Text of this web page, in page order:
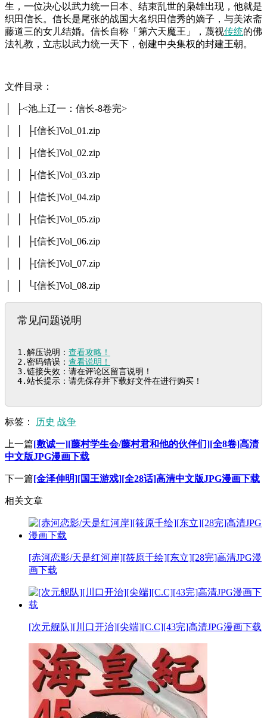
生，一位决心以武力统一日本、结束乱世的枭雄出现，他就是
织田信长。信长是尾张的战国大名织田信秀的嫡子，与美浓斋
藤道三的女儿结婚。信长自称「第六天魔王」，蔑视传统的佛
法礼教，立志以武力统一天下，创建中央集权的封建王朝。
文件目录：
│ ├<池上辽一：信长-8卷完>
│ │ ├[信长]Vol_01.zip
│ │ ├[信长]Vol_02.zip
│ │ ├[信长]Vol_03.zip
│ │ ├[信长]Vol_04.zip
│ │ ├[信长]Vol_05.zip
│ │ ├[信长]Vol_06.zip
│ │ ├[信长]Vol_07.zip
│ │ └[信长]Vol_08.zip
常见问题说明
1.解压说明： 查看攻略！
2.密码错误： 查看说明！
3.链接失效：请在评论区留言说明！
4.站长提示：请先保存并下载好文件在进行购买！
标签： 历史 战争
上一篇[敷诚一][藤村学生会/藤村君和他的伙伴们][全8卷]高清
中文版JPG漫画下载
下一篇[金泽伸明][国王游戏][全28话]高清中文版JPG漫画下载
相关文章
[赤河恋影/天是红河岸][筱原千绘][东立][28完]高清JPG漫
画下载
[次元舰队][川口开治][尖端][C.C][43完]高清JPG漫画下载